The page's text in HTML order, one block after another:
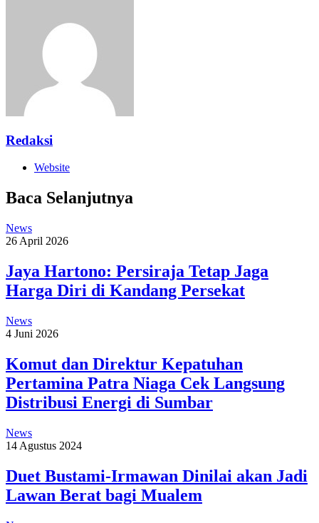
Redaksi
Website
Baca Selanjutnya
News
26 April 2026
Jaya Hartono: Persiraja Tetap Jaga
Harga Diri di Kandang Persekat
News
4 Juni 2026
Komut dan Direktur Kepatuhan
Pertamina Patra Niaga Cek Langsung
Distribusi Energi di Sumbar
News
14 Agustus 2024
Duet Bustami-Irmawan Dinilai akan Jadi
Lawan Berat bagi Mualem